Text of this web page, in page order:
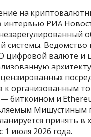
на
интервью РИА
системы. Ведомство
цифровой валюте и
к организованным
биткоином и
принять в
1 июля 2026 года.